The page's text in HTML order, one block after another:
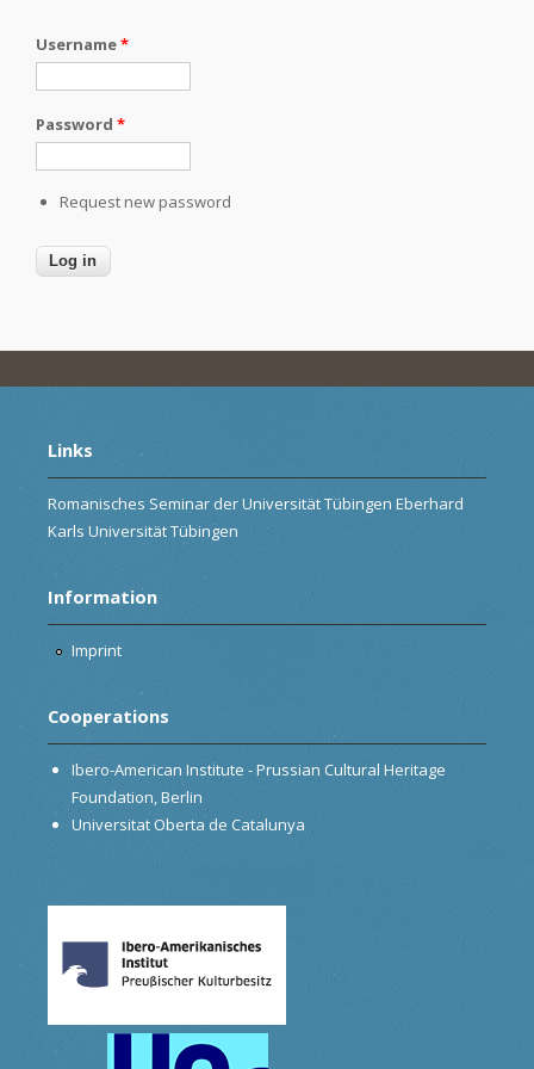
Username*
Password *
Request new password
Links
Romanisches Seminar der Universität Tübingen Eberhard
Karls Universität Tübingen
Information
Imprint
Cooperations
Ibero-American Institute - Prussian Cultural Heritage
Foundation, Berlin
Universitat Oberta de Catalunya